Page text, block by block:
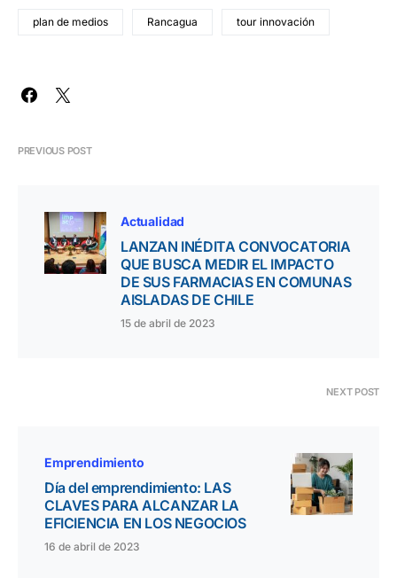
plan de medios Rancagua tour innovación
PREVIOUS POST
Actualidad
LANZAN INÉDITA CONVOCATORIA
QUE BUSCA MEDIR EL IMPACTO
DE SUS FARMACIAS EN COMUNAS
AISLADAS DE CHILE
15 de abril de 2023
NEXT POST
Emprendimiento
Día del emprendimiento: LAS
CLAVES PARA ALCANZAR LA
EFICIENCIA EN LOS NEGOCIOS
16 de abril de 2023